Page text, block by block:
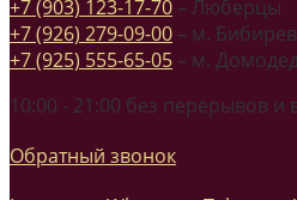
+7 (903) 123-17-70 – Люберцы
+7 (926) 279-09-00 – м.
+7 (925) 555-65-05 – м.
10:00 - 21:00 без перерывов и
Обратный звонок